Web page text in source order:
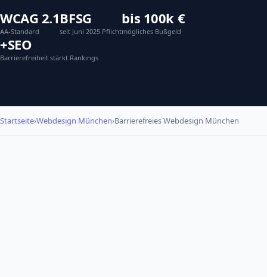
WCAG 2.1
AA-Standard
BFSG
seit Juni 2025 Pflicht
bis 100k €
mögliches Bußgeld
+SEO
Barrierefreiheit stärkt Rankings
Startseite›Webdesign München›Barrierefreies Webdesign München